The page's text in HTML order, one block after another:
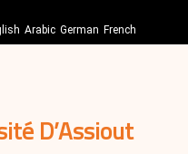
Arabic German French
D’Assiout